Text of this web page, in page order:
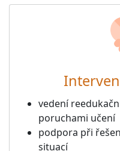
vedení
poruchami učení
podpora při
situací